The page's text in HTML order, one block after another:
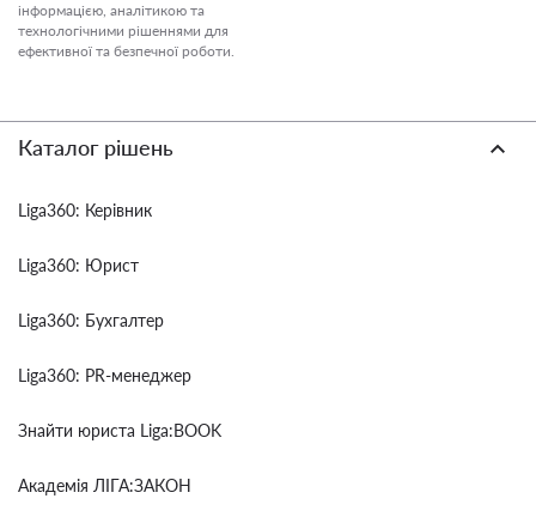
інформацією, аналітикою та
технологічними рішеннями для
ефективної та безпечної роботи.
Каталог рішень
Liga360: Керівник
Liga360: Юрист
Liga360: Бухгалтер
Liga360: PR-менеджер
Знайти юриста Liga:BOOK
Академія ЛІГА:ЗАКОН